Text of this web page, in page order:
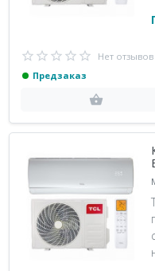
Нет отзывов
Предзаказ